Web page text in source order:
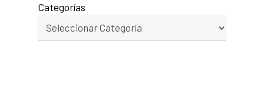
Categorías